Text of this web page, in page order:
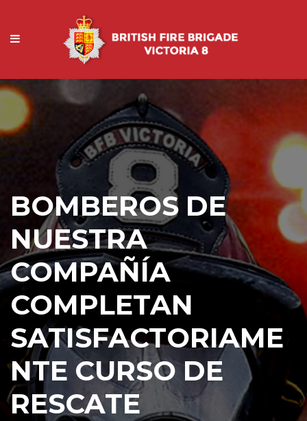
BOMBEROS DE
NUESTRA
COMPAÑÍA
COMPLETAN
SATISFACTORIAME
NTE CURSO DE
RESCATE